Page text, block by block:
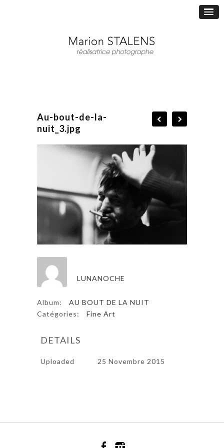
Au-bout-de-la-
nuit_3.jpg
LUNANOCHE
Album:
AU BOUT DE LA NUIT
Catégories:
Fine Art
DETAILS
Uploaded 25 Novembre 2015